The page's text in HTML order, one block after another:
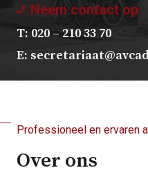
Neem contact op
T: 020 – 210 33 70
E:
Professioneel en ervaren
Over ons